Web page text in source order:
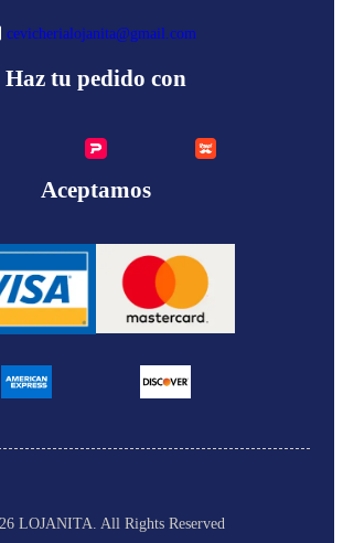
cevicherialojanita@gmail.com
Haz tu pedido con
Aceptamos
LOJANITA . All Rights Reserved